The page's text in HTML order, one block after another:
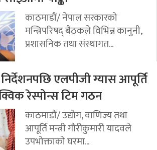
काठमाडौं/ नेपाल सरकारको
मन्त्रिपरिषद् बैठकले विभिन्न कानुनी,
प्रशासनिक तथा संस्थागत...
निर्देशनपछि एलपीजी ग्यास आपूर्ति
रेस्पोन्स टिम गठन
काठमाडौं/ उद्योग, वाणिज्य तथा
आपूर्ति मन्त्री गौरीकुमारी यादवले
उपभोक्ताको घरमा...